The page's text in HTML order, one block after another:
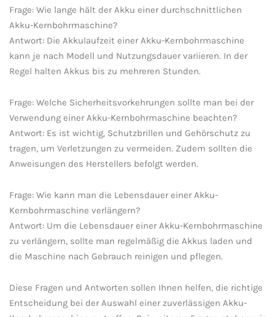
Frage: Wie ⁣lange hält‌ der Akku‍ einer⁢ durchschnittlichen
Akku-Kernbohrmaschine?
Antwort: ‌Die Akkulaufzeit einer Akku-Kernbohrmaschine
kann je nach Modell und Nutzungsdauer variieren. ⁢In ‌der⁣
Regel halten ⁣Akkus bis ​zu mehreren​ Stunden.
Frage: Welche​ Sicherheitsvorkehrungen sollte man bei der
Verwendung ‌einer⁣ Akku-Kernbohrmaschine⁢ beachten?
Antwort: Es ⁣ist wichtig, ⁤Schutzbrillen⁣ und Gehörschutz zu
tragen, um Verletzungen zu ⁢vermeiden. ‌Zudem‍ sollten die
Anweisungen des Herstellers befolgt werden.
Frage: ‌Wie kann man⁢ die⁤ Lebensdauer einer​ Akku-
Kernbohrmaschine​ verlängern?
Antwort:‌ Um die ⁢Lebensdauer ⁤einer ⁢Akku-Kernbohrmaschine​
zu verlängern, sollte man regelmäßig ⁤die Akkus laden ​und‌
die Maschine ⁤nach Gebrauch reinigen und pflegen.
Diese Fragen und Antworten sollen Ihnen helfen, die⁤ richtige
Entscheidung bei der Auswahl einer zuverlässigen Akku-